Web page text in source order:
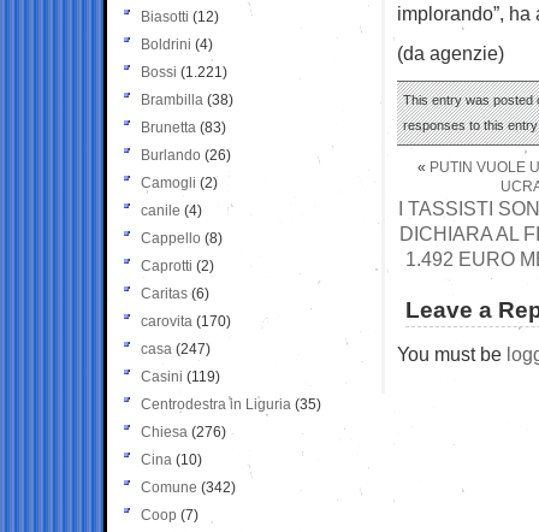
implorando”, ha
(da agenzie)
This entry was posted
responses to this
« PUTIN VUOLE
I TASSISTI
DICHIARA AL
1.492 EURO
Leave a
You must be
Biasotti (12)
Boldrini (4)
Bossi (1.221)
Brambilla (38)
Brunetta (83)
Burlando (26)
Camogli (2)
canile (4)
Cappello (8)
Caprotti (2)
Caritas (6)
carovita (170)
casa (247)
Casini (119)
Centrodestra in Liguria (35)
Chiesa (276)
Cina (10)
Comune (342)
Coop (7)